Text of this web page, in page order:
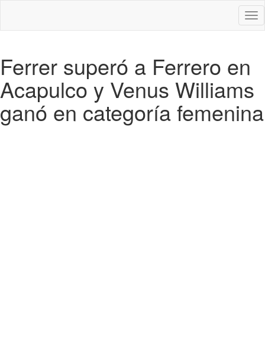
Ferrer superó a Ferrero en
Acapulco y Venus Williams
ganó en categoría femenina